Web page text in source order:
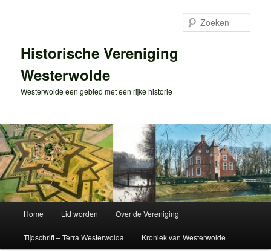
inhoudHistorische Vereniging
Westerwolde
Westerwolde een gebied met een rijke historie
Home Lid worden Over de Vereniging
Tijdschrift – Terra Westerwolda Kroniek van Westerwolde